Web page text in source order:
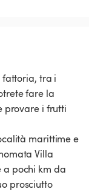
tra i
fare la
provare i frutti
marittime e
Villa
a pochi km da
prosciutto